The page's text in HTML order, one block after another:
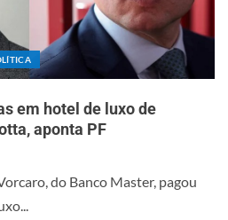
em hotel de luxo de
aponta PF
do Banco Master, pagou